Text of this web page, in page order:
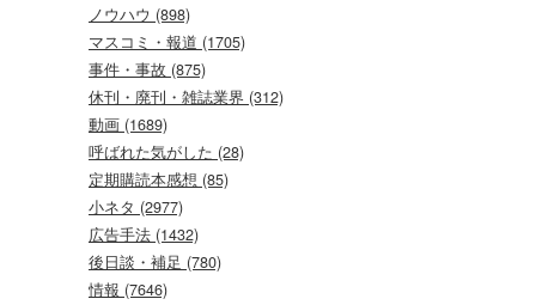
ノウハウ (898)
マスコミ・報道 (1705)
事件・事故 (875)
休刊・廃刊・雑誌業界 (312)
動画 (1689)
呼ばれた気がした (28)
定期購読本感想 (85)
小ネタ (2977)
広告手法 (1432)
後日談・補足 (780)
情報 (7646)